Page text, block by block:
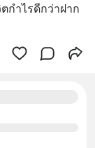
กำไรดีกว่าฝาก